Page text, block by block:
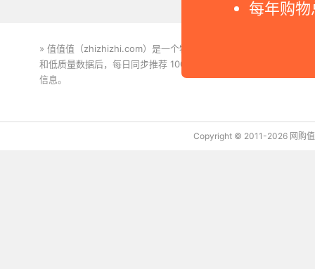
每年购
» 值值值（zhizhizhi.com）是一个特价搜索引擎。我们实时监控和
和低质量数据后，每日同步推荐 1000+ 高性价比商品和打折促销
信息。
Copyright © 2011-2026 网购